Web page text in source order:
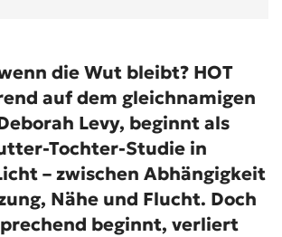
die Wut bleibt? HOT
auf dem gleichnamigen
Levy, beginnt als
Tochter-Studie in
– zwischen Abhängigkeit
Nähe und Flucht. Doch
beginnt, verliert